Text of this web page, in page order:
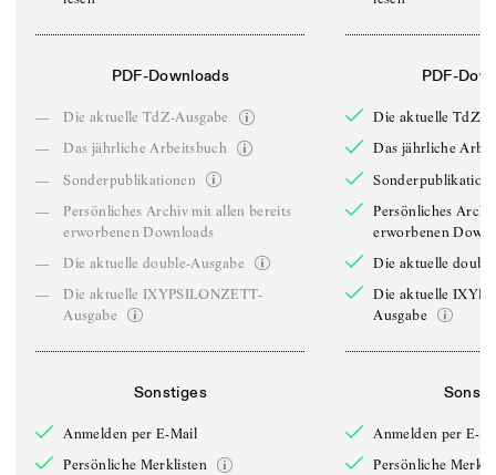
PDF-Downloads
—
Die aktuelle TdZ-Ausgabe
—
Das jährliche Arbeitsbuch
—
Sonderpublikationen
—
Persönliches Archiv mit allen bereits
erworbenen Downloads
—
Die aktuelle double-Ausgabe
—
Die aktuelle IXYPSILONZETT-
Ausgabe
Sonstiges
Anmelden per E-Mail
Persönliche Merklisten
PDF-
Die aktuelle TdZ-
Das jährliche
Persönliches
erworbenen
Die aktuelle
Die aktuelle
Ausgabe
Anmelden per E-
Persönliche